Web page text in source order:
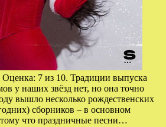
7 из 10. Традиции выпуска
у наших звёзд нет, но она точно
вышло несколько рождественских
сборников – в основном
что праздничные песни…